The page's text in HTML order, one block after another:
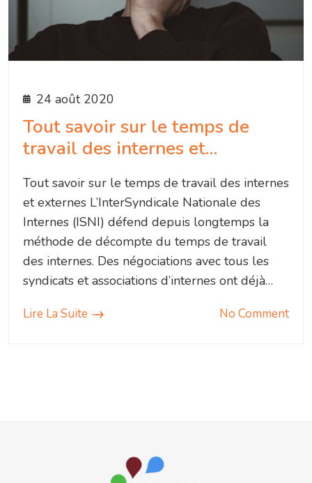
24 août 2020
Tout savoir sur le temps de
travail des internes et…
Tout savoir sur le temps de travail des internes
et externes L’InterSyndicale Nationale des
Internes (ISNI) défend depuis longtemps la
méthode de décompte du temps de travail
des internes. Des négociations avec tous les
syndicats et associations d’internes ont déjà…
Lire La Suite No Comment